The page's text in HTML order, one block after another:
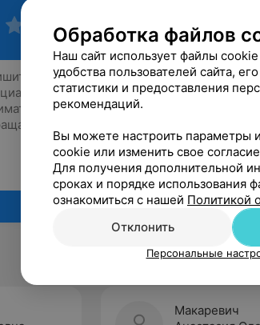
Макаревич
Обработка файлов
Наш сайт использует файлы
удобства пользователей сайта,
статистики и предоставления
рекомендаций.
Вы можете настроить параметры
cookie или изменить свое
Для получения дополнительной
сроках и порядке использования
ознакомиться с нашей Политикой
Отклонить
Персональные